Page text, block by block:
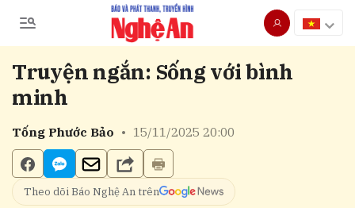
Truyện ngắn: Sống với bình
minh
Tống Phước Bảo • 15/11/2025 20:00
Theo dõi Báo Nghệ An trên
Gửi bình luận